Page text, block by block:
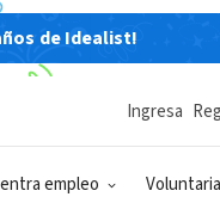
de Idealist!
empleo
Ingresa
SOLIDARIDAD